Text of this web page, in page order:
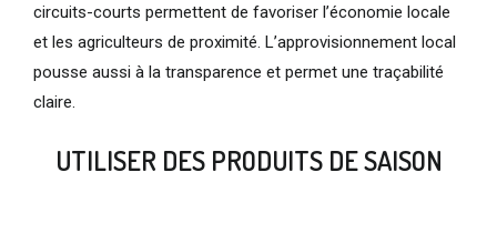
circuits-courts permettent de favoriser l’économie locale
et les agriculteurs de proximité. L’approvisionnement local
pousse aussi à la transparence et permet une traçabilité
claire.
UTILISER DES PRODUITS DE SAISON